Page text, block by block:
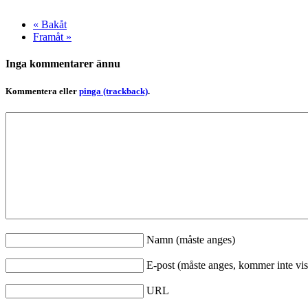
« Bakåt
Framåt »
Inga kommentarer ännu
Kommentera eller pinga (trackback).
Namn (måste anges)
E-post (måste anges, kommer inte
URL